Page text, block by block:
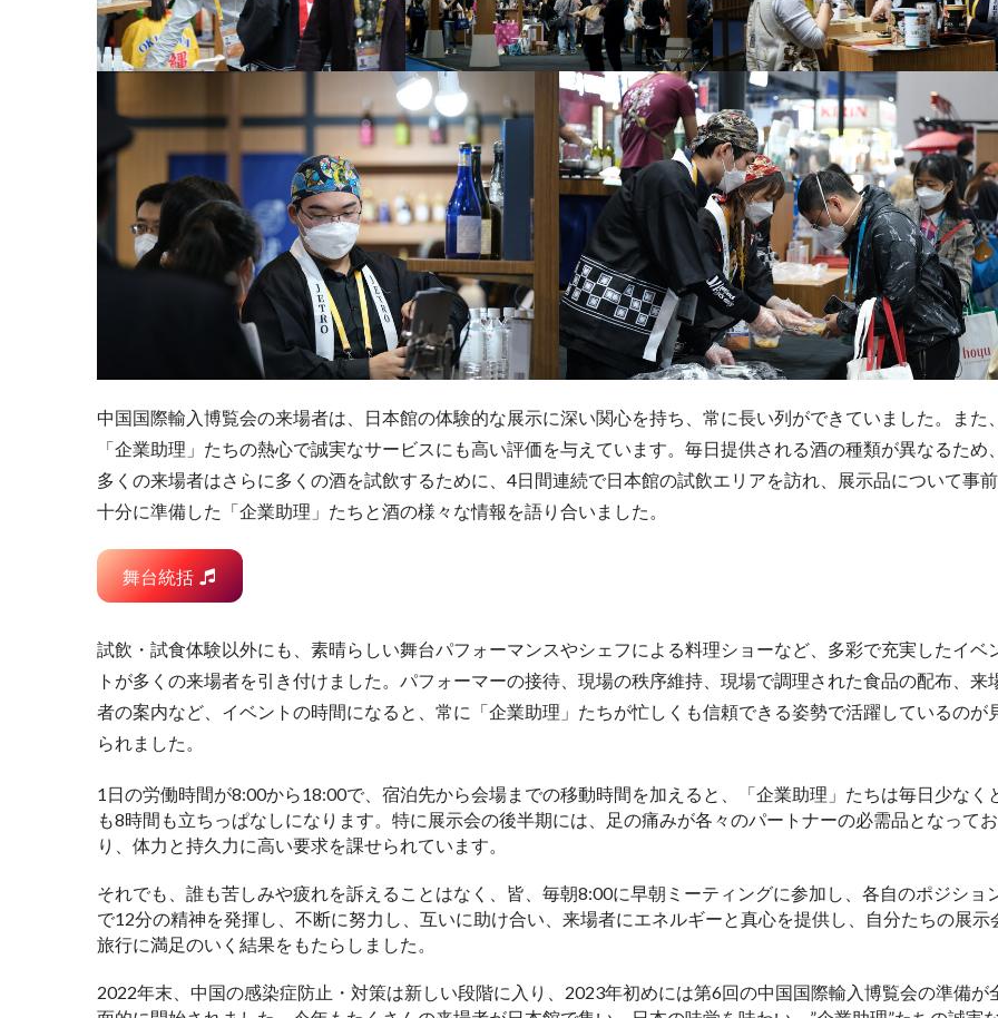
中国国際輸入博覧会の来場者は、日本館の体験的な展示に深い関心を持ち、常に長い列ができていました。また
「企業助理」たちの熱心で誠実なサービスにも高い評価を与えています。毎日提供される酒の種類が異なるため
多くの来場者はさらに多くの酒を試飲するために、4日間連続で日本館の試飲エリアを訪れ、展示品について事
十分に準備した「企業助理」たちと酒の様々な情報を語り合いました。
舞台統括
試飲・試食体験以外にも、素晴らしい舞台パフォーマンスやシェフによる料理ショーなど、多彩で充実したイベ
トが多くの来場者を引き付けました。パフォーマーの接待、現場の秩序維持、現場で調理された食品の配布、来
者の案内など、イベントの時間になると、常に「企業助理」たちが忙しくも信頼できる姿勢で活躍しているのが
られました。
1日の労働時間が8:00から18:00で、宿泊先から会場までの移動時間を加えると、「企業助理」たちは毎日少なく
も8時間も立ちっぱなしになります。特に展示会の後半期には、足の痛みが各々のパートナーの必需品となってお
り、体力と持久力に高い要求を課せられています。
それでも、誰も苦しみや疲れを訴えることはなく、皆、毎朝8:00に早朝ミーティングに参加し、各自のポジショ
で12分の精神を発揮し、不断に努力し、互いに助け合い、来場者にエネルギーと真心を提供し、自分たちの展示
旅行に満足のいく結果をもたらしました。
2022年末、中国の感染症防止・対策は新しい段階に入り、2023年初めには第6回の中国国際輸入博覧会の準備が